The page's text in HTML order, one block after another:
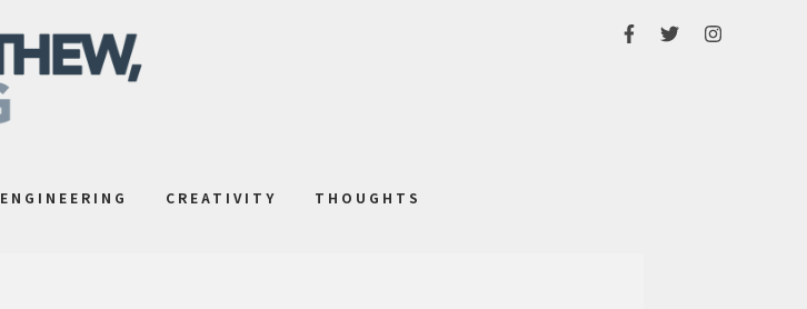
ENGINEERING CREATIVITY THOUGHTS